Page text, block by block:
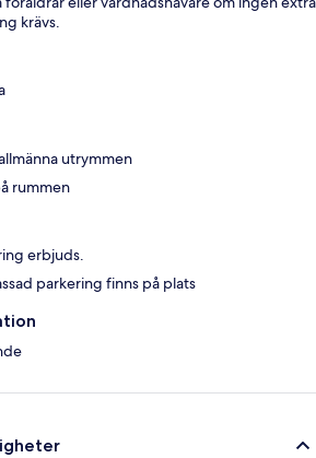
krävs.
utrymmen
rummen
erbjuds.
parkering finns på plats